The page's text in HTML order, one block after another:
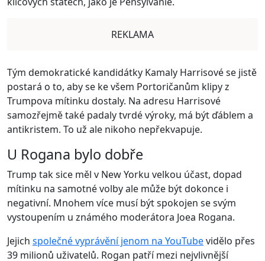
REKLAMA
Tým demokratické kandidátky Kamaly Harrisové se jistě
postará o to, aby se ke všem Portoričanům klipy z
Trumpova mítinku dostaly. Na adresu Harrisové
samozřejmě také padaly tvrdé výroky, má být ďáblem a
antikristem. To už ale nikoho nepřekvapuje.
U Rogana bylo dobře
Trump tak sice měl v New Yorku velkou účast, dopad
mítinku na samotné volby ale může být dokonce i
negativní. Mnohem více musí být spokojen se svým
vystoupením u známého moderátora Joea Rogana.
Jejich společné vyprávění jenom na YouTubevidělo přes
39 milionů uživatelů. Rogan patří mezi nejvlivnější